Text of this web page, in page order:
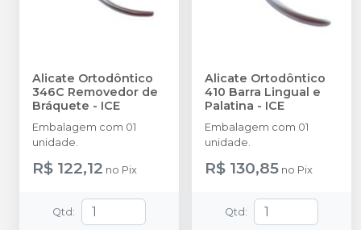
Alicate Ortodôntico
346C Removedor de
Bráquete - ICE
Embalagem com 01
unidade.
R$ 122,12 no Pix
Qtd :
Alicate Ortodôntico
410 Barra Lingual e
Palatina - ICE
Embalagem com 01
unidade.
R$ 130,85 no Pix
Qtd :